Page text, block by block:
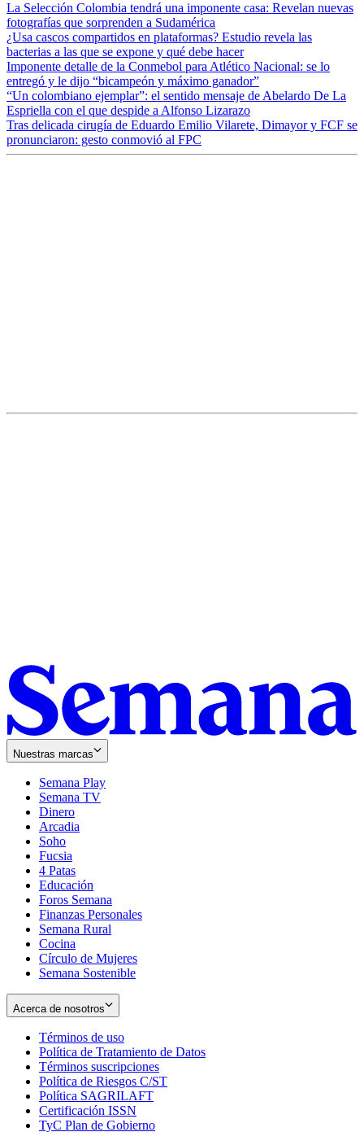
La Selección Colombia tendrá una imponente casa: Revelan nuevas
fotografías que sorprenden a Sudamérica
¿Usa cascos compartidos en plataformas? Estudio revela las
bacterias a las que se expone y qué debe hacer
Imponente detalle de la Conmebol para Atlético Nacional: se lo
entregó y le dijo “bicampeón y máximo ganador”
“Un colombiano ejemplar”: el sentido mensaje de Abelardo De La
Espriella con el que despide a Alfonso Lizarazo
Tras delicada cirugía de Eduardo Emilio Vilarete, Dimayor y FCF se
pronunciaron: gesto conmovió al FPC
Nuestras marcas
Semana Play
Semana TV
Dinero
Arcadia
Soho
in
new
window
Fucsia
in
new
window
4 Patas
Educación
Foros Semana
Finanzas Personales
Semana Rural
Cocina
Círculo de Mujeres
Semana Sostenible
Acerca de nosotros
Términos de uso
in
new
window
Política de Tratamiento de Datos
Términos suscripciones
in
Política de Riesgos C/ST
Política SAGRILAFT
new
Certificación ISSN
in
TyC Plan de Gobierno